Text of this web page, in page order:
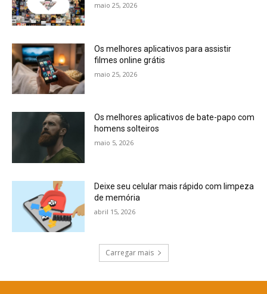
maio 25, 2026
Os melhores aplicativos para assistir
filmes online grátis
maio 25, 2026
Os melhores aplicativos de bate-papo com
homens solteiros
maio 5, 2026
Deixe seu celular mais rápido com limpeza
de memória
abril 15, 2026
Carregar mais